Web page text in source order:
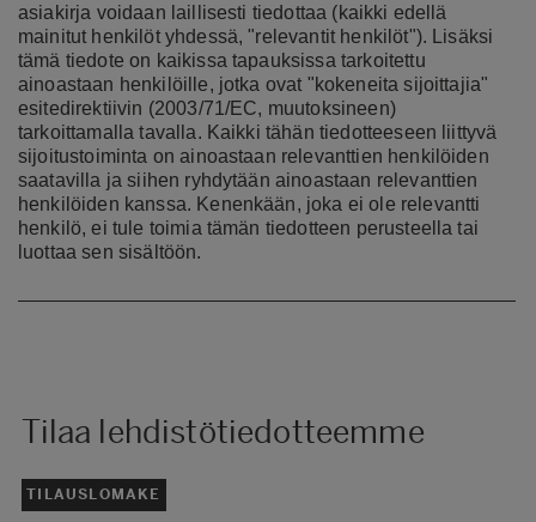
asiakirja voidaan laillisesti tiedottaa (kaikki edellä
mainitut henkilöt yhdessä, "relevantit henkilöt"). Lisäksi
tämä tiedote on kaikissa tapauksissa tarkoitettu
ainoastaan henkilöille, jotka ovat "kokeneita sijoittajia"
esitedirektiivin (2003/71/EC, muutoksineen)
tarkoittamalla tavalla. Kaikki tähän tiedotteeseen liittyvä
sijoitustoiminta on ainoastaan relevanttien henkilöiden
saatavilla ja siihen ryhdytään ainoastaan relevanttien
henkilöiden kanssa. Kenenkään, joka ei ole relevantti
henkilö, ei tule toimia tämän tiedotteen perusteella tai
luottaa sen sisältöön.
Tilaa lehdistötiedotteemme
TILAUSLOMAKE